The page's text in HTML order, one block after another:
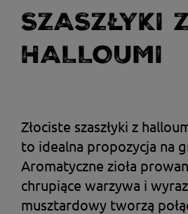
SZASZŁYKI Z
HALLOUMI
Złociste szaszłyki z
to idealna propozycja na
Aromatyczne zioła
chrupiące warzywa i
musztardowy tworzą